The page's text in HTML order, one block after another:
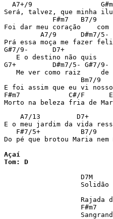
A7+/9
Será, talvez, que minha
F#m7   B7/9
Foi dar meu coração
         A7/9      D#m7/5-
Prá essa moça me fazer
G#7/9-      D7+
   E o destino não quis
G7+         D#m7/5- G#7/
Me ver como raiz     de
Bm7/9
E foi assim que eu vi
F#m7            C#/F
Morto na beleza fria de
A7/13         D7+
E o meu jardim da vida
F#7/5+          B7/9
Do pé que brotou Maria nem
Açaí
Tom: D
D7M
Rajada
F#m7